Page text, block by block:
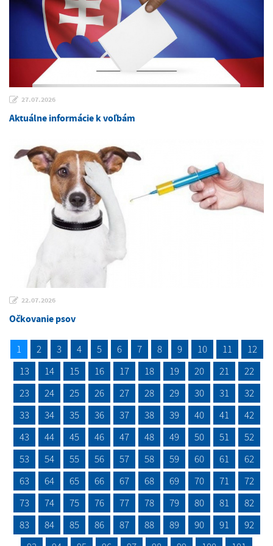
27.07.2026
Aktuálne informácie k voľbám
22.07.2026
Očkovanie psov
1 2 3 4 5 6 7 8 9 10 11
12
13
14 15 16 17 18 19 20 21
22
23
24 25 26 27 28 29 30 31
32
33
34 35 36 37 38 39 40 41
42
43
44 45 46 47 48 49 50 51
52
53
54 55 56 57 58 59 60 61
62
63
64 65 66 67 68 69 70 71
72
73
74 75 76 77 78 79 80 81
82
83
84 85 86 87 88 89 90 91
92